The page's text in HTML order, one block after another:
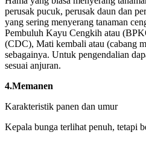
perusak pucuk, perusak daun dan
yang sering menyerang tanaman
Pembuluh Kayu Cengkih atau
(CDC), Mati kembali atau (cabang
sebagainya. Untuk pengendalian
sesuai anjuran.
4.Memanen
Karakteristik panen dan umur
Kepala bunga terlihat penuh, tetapi